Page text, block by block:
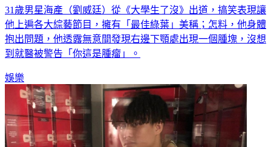
31歲男星海產（劉威廷）從《大學生了沒》出道，搞笑表現讓
他上遍各大綜藝節目，擁有「最佳綠葉」美稱；怎料，他身體
抱出問題，他透露無意間發現右邊下顎處出現一個腫塊，沒想
娛樂